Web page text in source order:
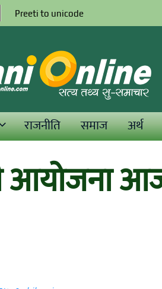
Preeti to unicode
राजनीति समाज अर्थ